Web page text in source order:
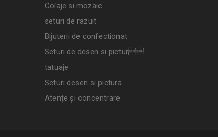
Colaje si mozaic
seturi de razuit
Bijuterii de confectionat
Seturi de desen si pictur
tatuaje
Seturi desen si pictura
Atențe și concentrare